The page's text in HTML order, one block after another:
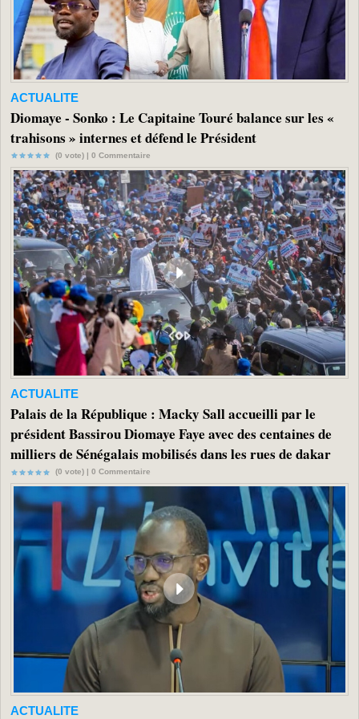
ACTUALITE
Diomaye - Sonko : Le Capitaine Touré balance sur les «
trahisons » internes et défend le Président
(0 vote) | 0 Commentaire
ACTUALITE
Palais de la République : Macky Sall accueilli par le
président Bassirou Diomaye Faye avec des centaines de
milliers de Sénégalais mobilisés dans les rues de dakar
(0 vote) | 0 Commentaire
ACTUALITE